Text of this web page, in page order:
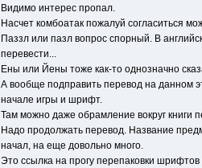
Видимо интерес пропал.
Насчет комбоатак пожалуй согласиться
Паззл или пазл вопрос спорный. В
перевести...
Ены или Йены тоже как-то однозначно
А вообще подправить перевод на данном
начале игры и шрифт.
Там можно даже обрамление вокруг книги
Надо продолжать перевод. Название
начал, на еще довольно много.
Это ссылка на прогу перепаковки